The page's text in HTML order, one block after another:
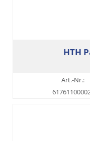
HTH
Art.-Nr.: